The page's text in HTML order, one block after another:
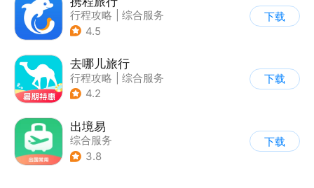
行程攻略
综合服务
4.5
下载
去哪儿旅行
行程攻略
综合服务
4.2
下载
出境易
综合服务
3.8
下载